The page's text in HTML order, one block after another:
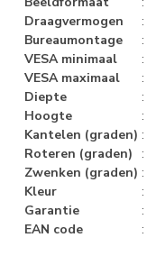
Draagvermogen
:
Bureaumontage
:
VESA minimaal
:
VESA maximaal
:
Diepte
:
Hoogte
:
Kantelen (graden) :
Roteren (graden) :
Zwenken (graden) :
Kleur
:
Garantie
:
EAN code
: